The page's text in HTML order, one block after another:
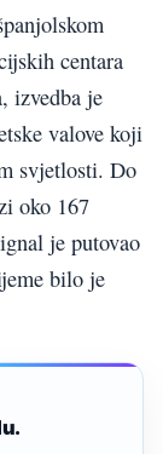
centara
izvedba je
valove koji
svjetlosti. Do
oko 167
je putovao
bilo je